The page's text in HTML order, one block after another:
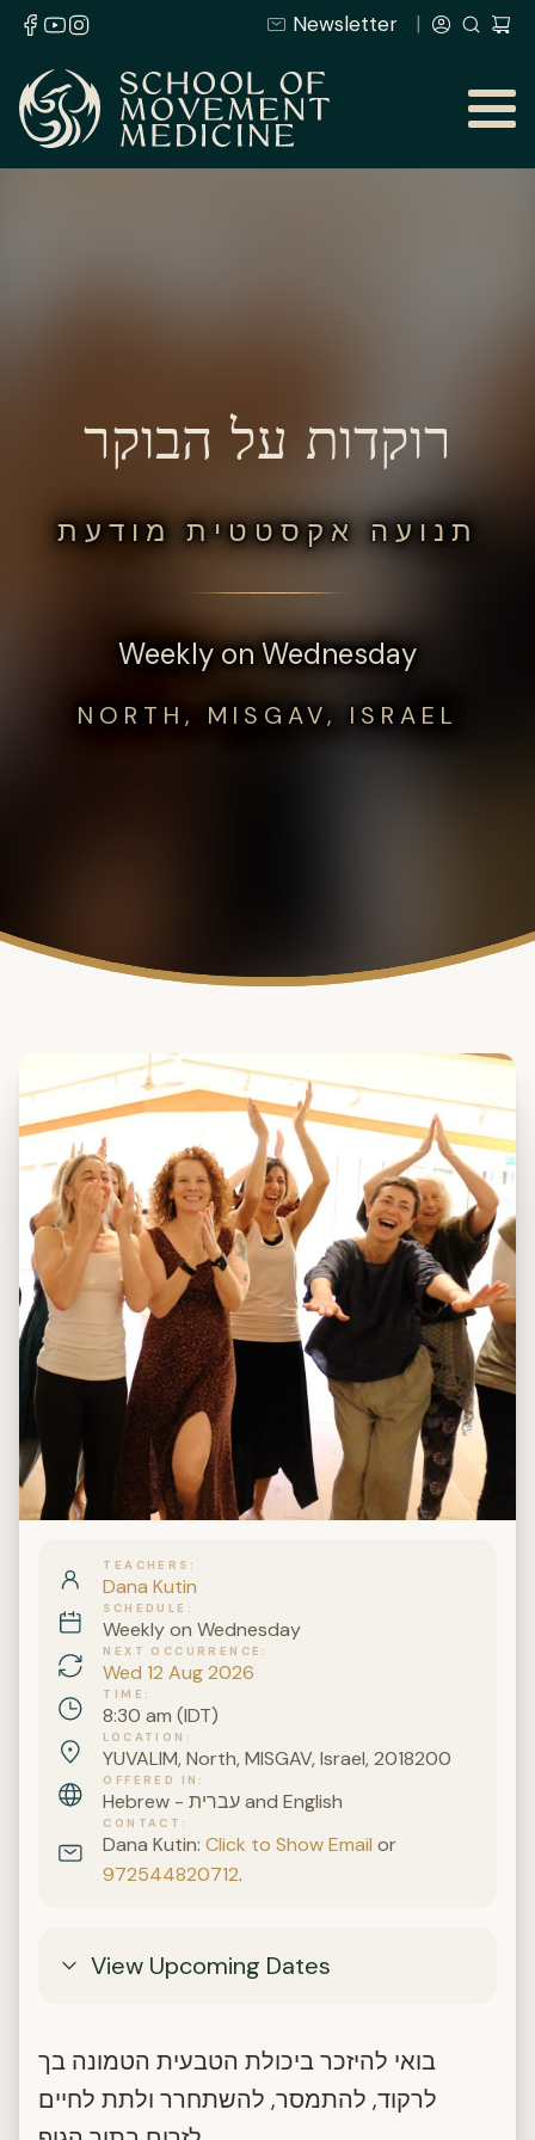
Newsletter
רוקדות על הבוקר
תנועה אקסטטית מודעת
Weekly on Wednesday
NORTH, MISGAV, ISRAEL
TEACHERS
Dana Kutin
SCHEDULE
Weekly on Wednesday
NEXT OCCURRENCE
Wed 12 Aug 2026
TIME
8:30 am (IDT)
LOCATION
YUVALIM, North, MISGAV, Israel, 2018200
OFFERED IN
Hebrew - עברית and English
CONTACT
Dana Kutin:Click to Show Email or
972544820712.
View Upcoming Dates
בואי להיזכר ביכולת הטבעית הטמונה בך
לרקוד, להתמסר, להשתחרר ולתת לחיים